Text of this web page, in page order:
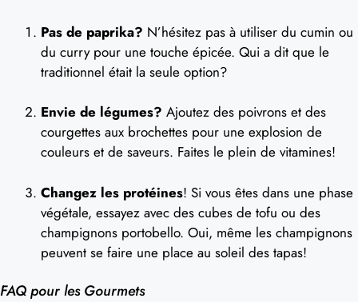
Pas de paprika? N’hésitez pas à utiliser du cumin ou
du curry pour une touche épicée. Qui a dit que le
traditionnel était la seule option?
Envie de légumes? Ajoutez des poivrons et des
courgettes aux brochettes pour une explosion de
couleurs et de saveurs. Faites le plein de vitamines!
Changez les protéines! Si vous êtes dans une phase
végétale, essayez avec des cubes de tofu ou des
champignons portobello. Oui, même les champignons
peuvent se faire une place au soleil des tapas!
FAQ pour les Gourmets